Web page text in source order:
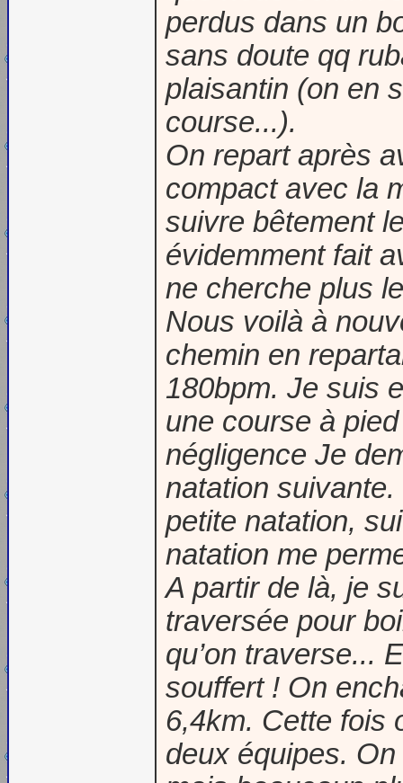
perdus dans un
sans doute qq
plaisantin (on en
course...).
On repart après
compact avec la
suivre bêtement
évidemment fait
ne cherche plus
Nous voilà à
chemin en
180bpm. Je suis
une course à
négligence Je
natation
petite natation,
natation me
A partir de là, je
traversée pour
qu’on traverse...
souffert ! On
6,4km. Cette fois
deux équipes.